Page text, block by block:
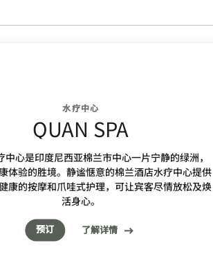
水疗中心
QUAN SPA
中心是印度尼西亚棉兰市中心一片宁静的绿洲，
体验的胜境。静谧惬意的棉兰酒店水疗中心提供
康的按摩和爪哇式护理，可让宾客尽情放松及焕
活身心。
预订 了解详情